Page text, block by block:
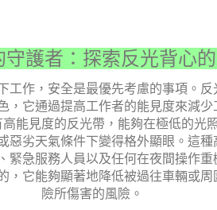
守護者：探索反光背心
工作，安全是最優先考慮的事項。反
，它通過提高工作者的能見度來減少
能見度的反光帶，能夠在極低的光
惡劣天氣條件下變得格外顯眼。這種
緊急服務人員以及任何在夜間操作
，它能夠顯著地降低被過往車輛或
險所傷害的風險。